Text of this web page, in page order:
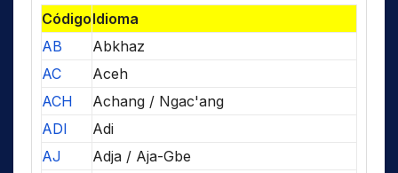
CódigoIdioma
AB
Abkhaz
AC
Aceh
ACH
Achang / Ngac'ang
ADI
Adi
AJ
Adja / Aja-Gbe